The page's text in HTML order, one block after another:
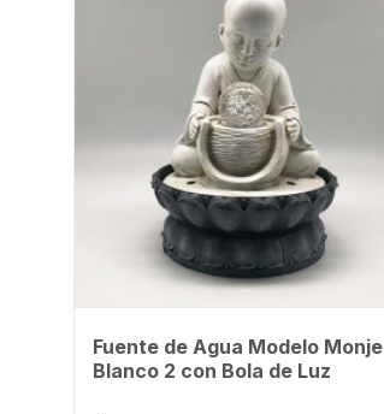
Fuente de Agua Modelo Monje
Blanco 2 con Bola de Luz